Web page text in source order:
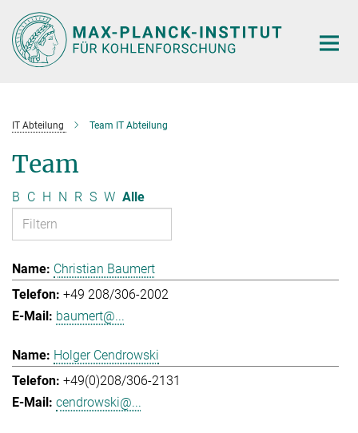
Hauptinhalt
IT Abteilung Team IT Abteilung
Team
B C H N R S W Alle
Christian Baumert
+49 208/306-2002
baumert@...
Holger Cendrowski
+49(0)208/306-2131
cendrowski@...